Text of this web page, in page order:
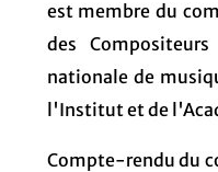
est membre du
des
nationale de
l'Institut et de
Compte-rendu du